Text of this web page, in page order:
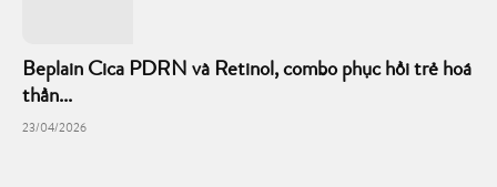
Beplain Cica PDRN và Retinol, combo phục hồi trẻ hoá
thần...
23/04/2026